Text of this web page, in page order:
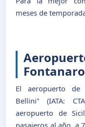
meses de
El aeropuerto de
Bellini" (IATA:
aeropuerto de